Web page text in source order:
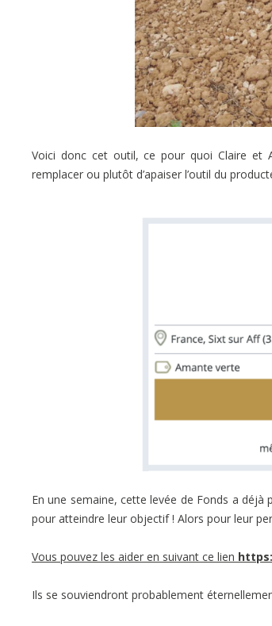
Voici donc cet outil, ce pour quoi Claire et
remplacer ou plutôt d’apaiser l’outil du
En une semaine, cette levée de Fonds a
pour atteindre leur objectif ! Alors pour leur
Vous pouvez les aider en suivant ce lien
Ils se souviendront probablement